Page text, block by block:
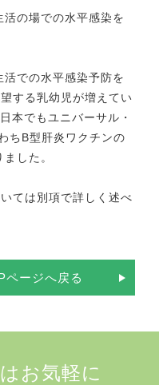
の場での水平感染を
活での水平感染予防を
する乳幼児が増えてい
本でもユニバーサル・
ちB型肝炎ワクチンの
した。
ては別項で詳しく述べ
ページへ戻る
お気軽に